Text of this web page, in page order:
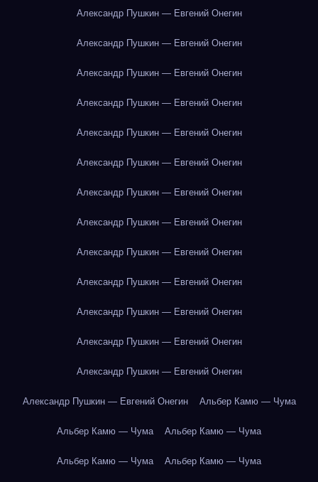
Александр Пушкин — Евгений Онегин
Александр Пушкин — Евгений Онегин
Александр Пушкин — Евгений Онегин
Александр Пушкин — Евгений Онегин
Александр Пушкин — Евгений Онегин
Александр Пушкин — Евгений Онегин
Александр Пушкин — Евгений Онегин
Александр Пушкин — Евгений Онегин
Александр Пушкин — Евгений Онегин
Александр Пушкин — Евгений Онегин
Александр Пушкин — Евгений Онегин
Александр Пушкин — Евгений Онегин
Александр Пушкин — Евгений Онегин
Александр Пушкин — Евгений Онегин Альбер Камю — Чума
Альбер Камю — Чума Альбер Камю — Чума
Альбер Камю — Чума Альбер Камю — Чума